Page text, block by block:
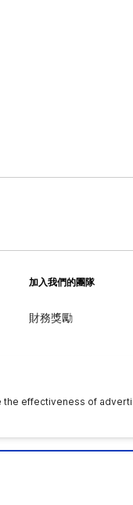
加入我們的團隊
財務獎勵